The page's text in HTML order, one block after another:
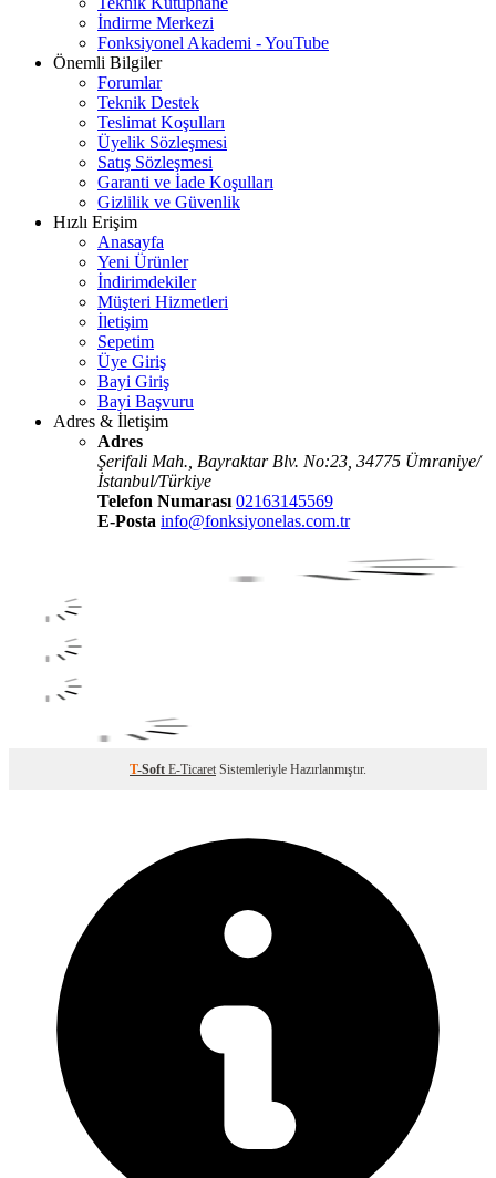
İndirme Merkezi
Fonksiyonel Akademi - YouTube
Önemli Bilgiler
Forumlar
Teknik Destek
Teslimat Koşulları
Üyelik Sözleşmesi
Satış Sözleşmesi
Garanti ve İade Koşulları
Gizlilik ve Güvenlik
Hızlı Erişim
Anasayfa
Yeni Ürünler
İndirimdekiler
Müşteri Hizmetleri
İletişim
Sepetim
Üye Giriş
Bayi Giriş
Bayi Başvuru
Adres & İletişim
Adres
Şerifali Mah., Bayraktar Blv. No:23, 34775 Ümraniye/
İstanbul/Türkiye
Telefon Numarası 02163145569
E-Posta info@fonksiyonelas.com.tr
T-Soft E-Ticaret Sistemleriyle Hazırlanmıştır.